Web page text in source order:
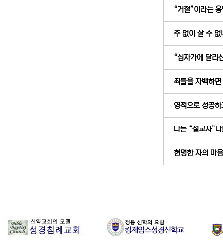
“거절”이라는
주 없이 살 수
“십자가에 달리
죄들을 자백하
영적으로 성공
나는 “설교자”
현명한 자의 마